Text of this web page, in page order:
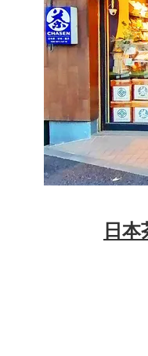
日